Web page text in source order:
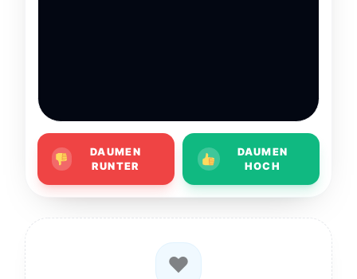
DAUMEN
RUNTER
DAUMEN
HOCH
♥